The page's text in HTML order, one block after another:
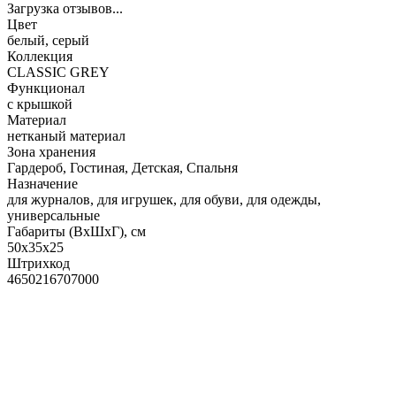
Загрузка отзывов...
Цвет
белый, серый
Коллекция
CLASSIC GREY
Функционал
с крышкой
Материал
нетканый материал
Зона хранения
Гардероб, Гостиная, Детская, Спальня
Назначение
для журналов, для игрушек, для обуви, для одежды,
универсальные
Габариты (ВхШхГ), см
50х35х25
Штрихкод
4650216707000